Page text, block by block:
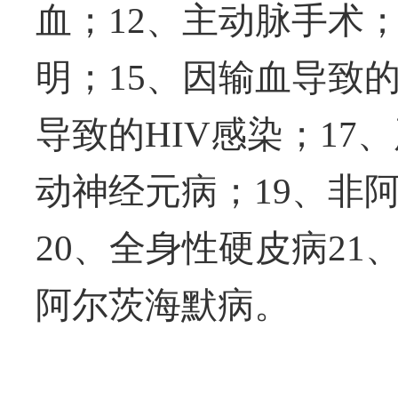
血； 12、主动脉手术
明； 15、因输血导致
导致的HIV感染； 17
动神经元病； 19、非
20、全身性硬皮病21
阿尔茨海默病。